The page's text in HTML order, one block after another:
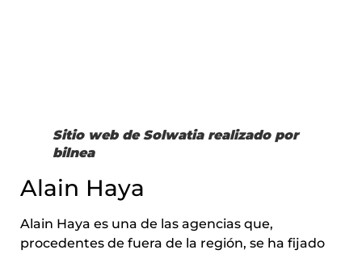
Sitio web de Solwatia realizado por
bilnea
Alain Haya
Alain Haya es una de las agencias que,
procedentes de fuera de la región, se ha fijado